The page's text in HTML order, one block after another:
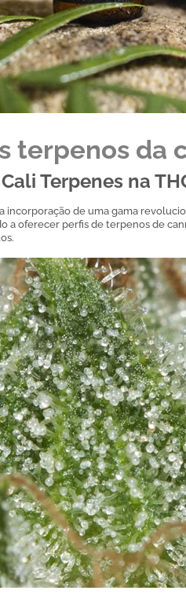
terpenos da
Terpenes na
incorporação de uma gama
a oferecer perfis de terpenos de